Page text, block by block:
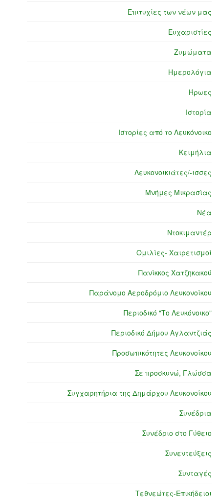
Επιτυχίες των νέων μας
Ευχαριστίες
Ζυμώματα
Ημερολόγια
Ήρωες
Ιστορία
Ιστορίες από το Λευκόνοικο
Κειμήλια
Λευκονοικιάτες/-ισσες
Μνήμες Μικρασίας
Νέα
Ντοκιμαντέρ
Ομιλίες- Χαιρετισμοί
Πανίκκος Χατζηκακού
Παράνομο Αεροδρόμιο Λευκονοίκου
Περιοδικό "Το Λευκόνοικο"
Περιοδικό Δήμου Αγλαντζιάς
Προσωπικότητες Λευκονοίκου
Σε προσκυνώ, Γλώσσα
Συγχαρητήρια της Δημάρχου Λευκονοίκου
Συνέδρια
Συνέδριο στο Γύθειο
Συνεντεύξεις
Συνταγές
Τεθνεώτες-Επικήδειοι